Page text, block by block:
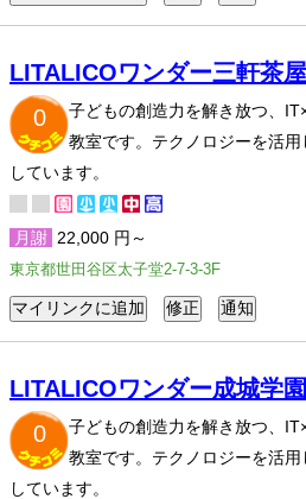
LITALICOワンダー三軒茶屋
0
子どもの創造力を解き放つ、
教室です。テクノロジーを活
しています。
月謝 22,000 円～
東京都世田谷区太子堂2-7-3-3F
LITALICOワンダー成城学
0
子どもの創造力を解き放つ、
教室です。テクノロジーを活
しています。